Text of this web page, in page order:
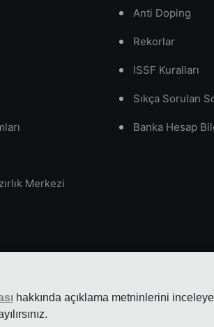
hakkında açıklama metninlerini
Merkezi
Anti Doping
Rekorlar
ISSF Kuralları
Sıkça Sorulan
Banka Hesap